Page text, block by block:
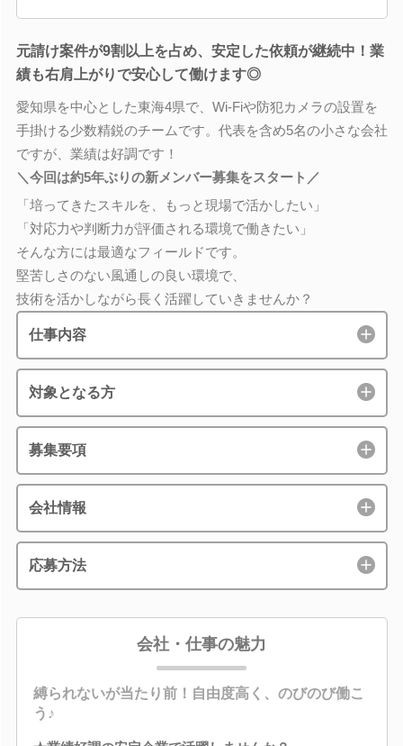
元請け案件が9割以上を占め、安定した依頼が継続中！業
績も右肩上がりで安心して働けます◎
愛知県を中心とした東海4県で、Wi-Fiや防犯カメラの設置を
手掛ける少数精鋭のチームです。代表を含め5名の小さな会社
ですが、業績は好調です！
＼今回は約5年ぶりの新メンバー募集をスタート／
「培ってきたスキルを、もっと現場で活かしたい」
「対応力や判断力が評価される環境で働きたい」
そんな方には最適なフィールドです。
堅苦しさのない風通しの良い環境で、
技術を活かしながら長く活躍していきませんか？
仕事内容
対象となる方
募集要項
会社情報
応募方法
会社・仕事の魅力
縛られないが当たり前！自由度高く、のびのび働こ
う♪